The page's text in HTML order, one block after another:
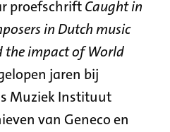
proefschriftCaught in
in Dutch music
the impact of World
jaren bij
Muziek Instituut
van Geneco en